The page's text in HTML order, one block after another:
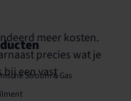
meer kosten.
precies wat je
een vast
Stroom & Gas